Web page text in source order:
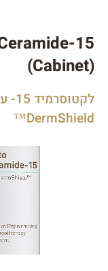
15
(Cabinet)
DermShield™